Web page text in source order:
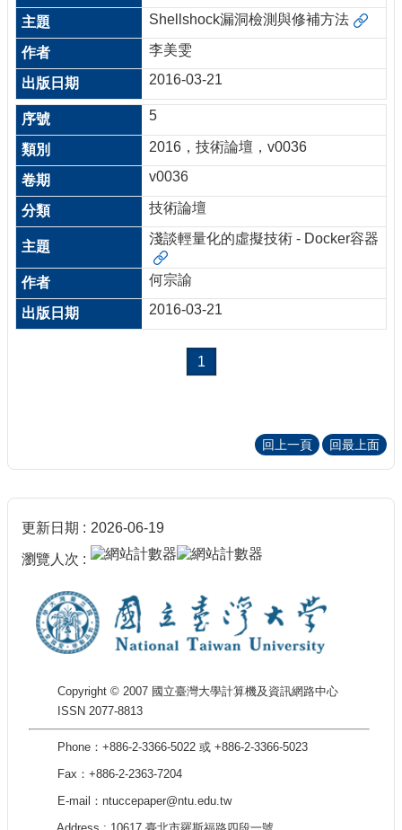
Shellshock漏洞檢測與修補方法
李美雯
2016-03-21
5
2016，技術論壇，v0036
v0036
技術論壇
淺談輕量化的虛擬技術 - Docker容器
何宗諭
2016-03-21
1
回上一頁 回最上面
更新日期 2026-06-19
瀏覽人次
Copyright © 2007 國立臺灣大學計算機及資訊網路中心
ISSN 2077-8813
Phone：+886-2-3366-5022 或 +886-2-3366-5023
Fax：+886-2-2363-7204
E-mail：ntuccepaper@ntu.edu.tw